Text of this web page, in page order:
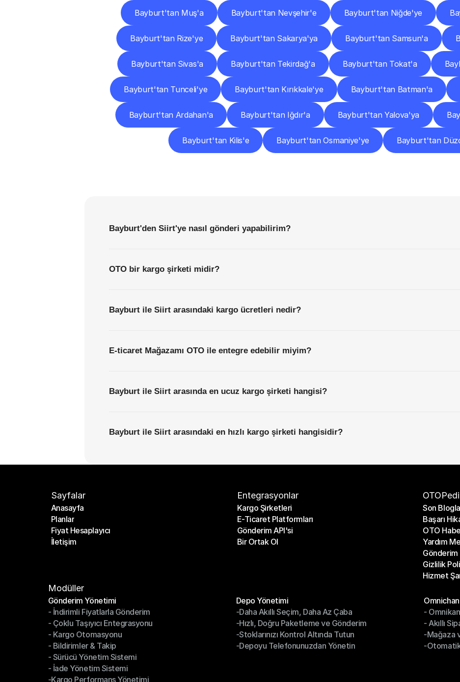
Bayburt'tan Muş'a Bayburt'tan Nevşehir'e Bayburt'tan Niğde'ye
Bayburt'tan Rize'ye Bayburt'tan Sakarya'ya Bayburt'tan Samsun'a
Bayburt'tan Sivas'a Bayburt'tan Tekirdağ'a Bayburt'tan Tokat'a
Bayburt'tan Tunceli'ye Bayburt'tan Kırıkkale'ye Bayburt'tan Batman'a
Bayburt'tan Ardahan'a Bayburt'tan Iğdır'a Bayburt'tan Yalova'ya
Bayburt'tan Kilis'e Bayburt'tan Osmaniye'ye Bayburt'tan
Bayburt'den Siirt'ye nasıl gönderi yapabilirim?
OTO bir kargo şirketi midir?
Bayburt ile Siirt arasındaki kargo ücretleri nedir?
E-ticaret Mağazamı OTO ile entegre edebilir miyim?
Bayburt ile Siirt arasında en ucuz kargo şirketi hangisi?
Bayburt ile Siirt arasındaki en hızlı kargo şirketi hangisidir?
Sayfalar
Anasayfa
Anasayfa
Planlar
Planlar
Fiyat Hesaplayıcı
Fiyat Hesaplayıcı
İletişim
Entegrasyonlar
Kargo Şirketleri
Kargo Şirketleri
E-Ticaret Platformları
E-Ticaret Platformları
Gönderim API'si
Gönderim API'si
Bir Ortak Ol
Son
Son
Başarı
Başarı
OTO
OTO
Yardım
Yardım
Gönderim
Gönderim
Gizlilik
Gizlilik
Hizmet
Modüller
Gönderim Yönetimi
Gönderim Yönetimi
- İndirimli Fiyatlarla Gönderim
- İndirimli Fiyatlarla Gönderim
- Çoklu Taşıyıcı Entegrasyonu
- Çoklu Taşıyıcı Entegrasyonu
- Kargo Otomasyonu
- Kargo Otomasyonu
- Bildirimler & Takip
- Bildirimler & Takip
- Sürücü Yönetim Sistemi
- Sürücü Yönetim Sistemi
- İade Yönetim Sistemi
- İade Yönetim Sistemi
-Kargo Performans Yönetimi
Depo Yönetimi
Depo Yönetimi
-Daha Akıllı Seçim, Daha Az Çaba
-Daha Akıllı Seçim, Daha Az Çaba
-Hızlı, Doğru Paketleme ve Gönderim
-Hızlı, Doğru Paketleme ve Gönderim
-Stoklarınızı Kontrol Altında Tutun
-Stoklarınızı Kontrol Altında Tutun
-Depoyu Telefonunuzdan Yönetin
-
-
- Akıllı
- Akıllı
-Mağaza
-Mağaza
-